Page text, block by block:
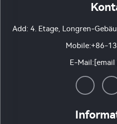
Add: 4. Etage, Longren-
Mobile:+86-
E-Mail: